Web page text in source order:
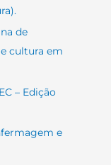
de
cultura em
– Edição
e